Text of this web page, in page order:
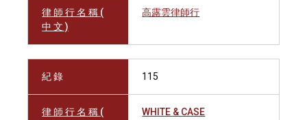
律 師 行 名 稱 (
中 文 )
高露雲律師行
紀 錄 115
律 師 行 名 稱 (
WHITE & CASE